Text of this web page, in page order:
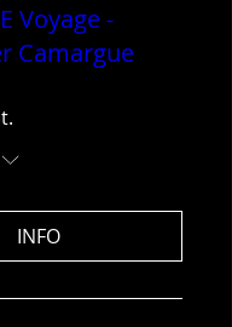
Voyage -
Camargue
INFO